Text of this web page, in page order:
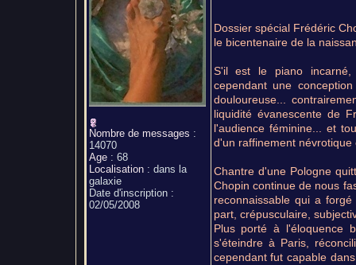
Nombre de messages :
14070
Age: 68
Localisation: dans la
galaxie
Date d'inscription :
02/05/2008
Dossier spécial Frédéric
le bicentenaire de la
S'il est le piano incarné,
cependant une
douloureuse...
liquidité évanescente de
l'audience féminine... et
d'un raffinement névrotique
Chantre d'une Pologne
Chopin continue de nous
reconnaissable qui a
part, crépusculaire,
Plus porté à l'éloquence
s'éteindre à Paris,
cependant fut capable